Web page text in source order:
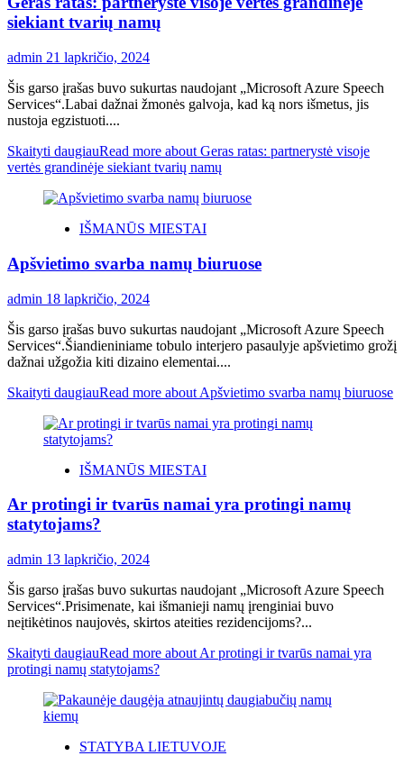
siekiant tvarių namų
admin 21 lapkričio, 2024
Šis garso įrašas buvo sukurtas naudojant „Microsoft Azure Speech
Services“.Labai dažnai žmonės galvoja, kad ką nors išmetus, jis
nustoja egzistuoti....
Skaityti daugiauRead more about Geras ratas: partnerystė visoje
vertės grandinėje siekiant tvarių namų
IŠMANŪS MIESTAI
Apšvietimo svarba namų biuruose
admin 18 lapkričio, 2024
Šis garso įrašas buvo sukurtas naudojant „Microsoft Azure Speech
Services“.Šiandieniniame tobulo interjero pasaulyje apšvietimo grožį
dažnai užgožia kiti dizaino elementai....
Skaityti daugiauRead more about Apšvietimo svarba namų biuruose
IŠMANŪS MIESTAI
Ar protingi ir tvarūs namai yra protingi namų
statytojams?
admin 13 lapkričio, 2024
Šis garso įrašas buvo sukurtas naudojant „Microsoft Azure Speech
Services“.Prisimenate, kai išmanieji namų įrenginiai buvo
neįtikėtinos naujovės, skirtos ateities rezidencijoms?...
Skaityti daugiauRead more about Ar protingi ir tvarūs namai yra
protingi namų statytojams?
STATYBA LIETUVOJE